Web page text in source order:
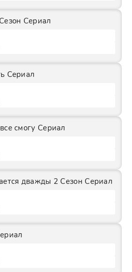
Сериал
Сериал
смогу Сериал
дважды 2 Сезон Сериал